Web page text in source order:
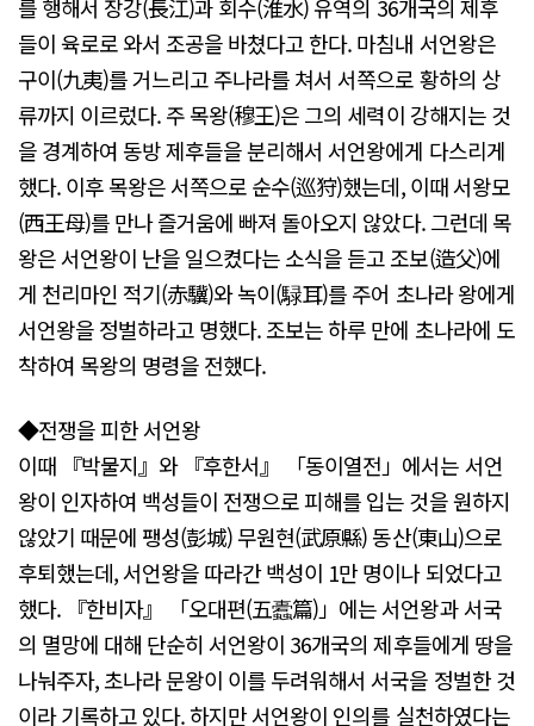
를 행해서 장강(長江)과 회수(淮水) 유역의 36개국의 제후
들이 육로로 와서 조공을 바쳤다고 한다. 마침내 서언왕은
구이(九夷)를 거느리고 주나라를 쳐서 서쪽으로 황하의 상
류까지 이르렀다. 주 목왕(穆王)은 그의 세력이 강해지는 것
을 경계하여 동방 제후들을 분리해서 서언왕에게 다스리게
했다. 이후 목왕은 서쪽으로 순수(巡狩)했는데, 이때 서왕모
(西王母)를 만나 즐거움에 빠져 돌아오지 않았다. 그런데 목
왕은 서언왕이 난을 일으켰다는 소식을 듣고 조보(造父)에
게 천리마인 적기(赤驥)와 녹이(騄耳)를 주어 초나라 왕에게
서언왕을 정벌하라고 명했다. 조보는 하루 만에 초나라에 도
착하여 목왕의 명령을 전했다.
◆전쟁을 피한 서언왕
이때 『박물지』와 『후한서』 「동이열전」에서는 서언
왕이 인자하여 백성들이 전쟁으로 피해를 입는 것을 원하지
않았기 때문에 팽성(彭城) 무원현(武原縣) 동산(東山)으로
후퇴했는데, 서언왕을 따라간 백성이 1만 명이나 되었다고
했다. 『한비자』 「오대편(五蠹篇)」에는 서언왕과 서국
의 멸망에 대해 단순히 서언왕이 36개국의 제후들에게 땅을
나눠주자, 초나라 문왕이 이를 두려워해서 서국을 정벌한 것
이라 기록하고 있다. 하지만 서언왕이 인의를 실천하였다는